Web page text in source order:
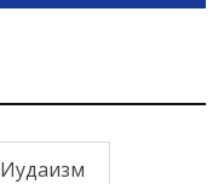
Иудаизм